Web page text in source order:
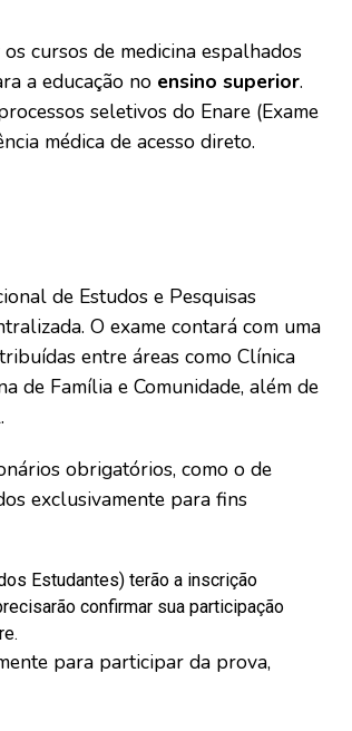
cursos de medicina espalhados
a educação no ensino superior.
seletivos do Enare (Exame
médica de acesso direto.
de Estudos e Pesquisas
O exame contará com uma
entre áreas como Clínica
de Família e Comunidade, além de
obrigatórios, como o de
exclusivamente para fins
Estudantes) terão a inscrição
confirmar sua participação
para participar da prova,